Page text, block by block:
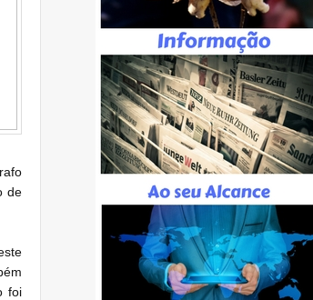
de
foi